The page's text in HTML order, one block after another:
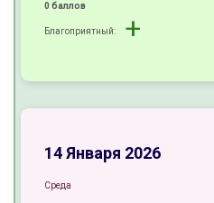
0 баллов
Благоприятный:
+
±
+
14 Января 2026
Среда